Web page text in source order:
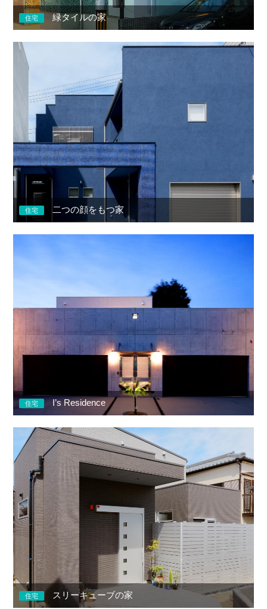
住宅 緑タイルの家
住宅 二つの顔をもつ家
住宅 I’s Residence
住宅 スリーキューブの家